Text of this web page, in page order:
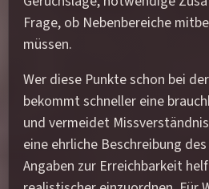
Frage, ob Nebenbereiche
müssen.
Wer diese Punkte schon bei
bekommt schneller eine
und vermeidet
eine ehrliche Beschreibung
Angaben zur Erreichbarkeit